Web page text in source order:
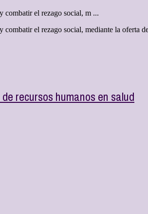
combatir el rezago social, m ...
el rezago social, mediante la oferta
recursos humanos en salud